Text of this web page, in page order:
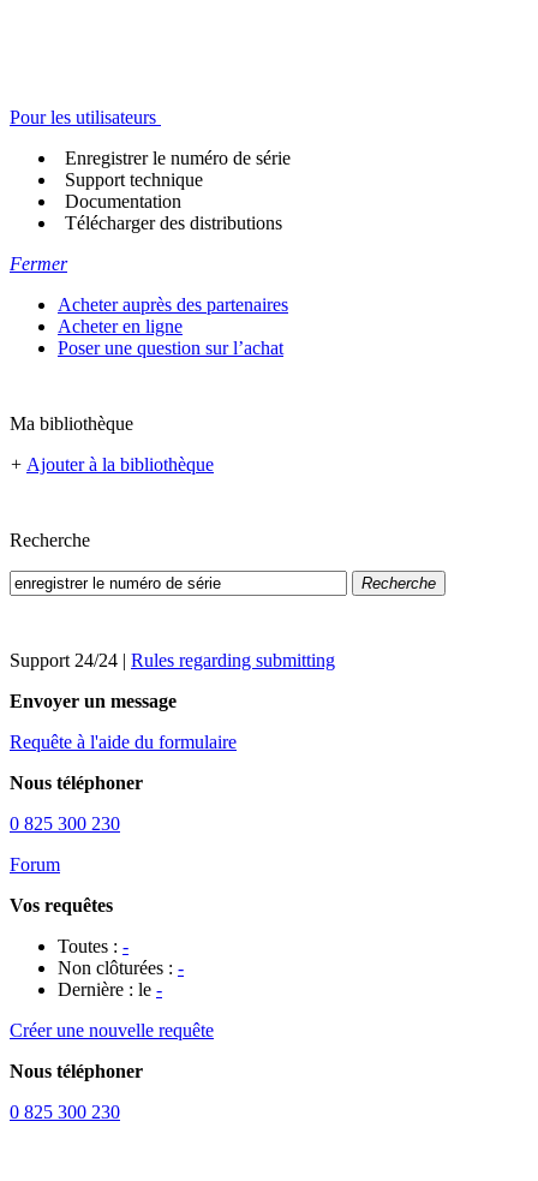
Pour les utilisateurs
Enregistrer le numéro de série
Support technique
Documentation
Télécharger des distributions
Fermer
Acheter auprès des partenaires
Acheter en ligne
Poser une question sur l’achat
Ma bibliothèque
+ Ajouter à la bibliothèque
Recherche
Recherche
Support 24/24 | Rules regarding submitting
Envoyer un message
Requête à l'aide du formulaire
Nous téléphoner
0 825 300 230
Forum
Vos requêtes
Toutes : -
Non clôturées : -
Dernière : le -
Créer une nouvelle requête
Nous téléphoner
0 825 300 230